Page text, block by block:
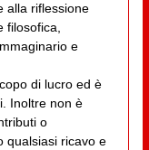
alla riflessione
filosofica,
e
di lucro ed è
Inoltre non è
o
qualsiasi ricavo e